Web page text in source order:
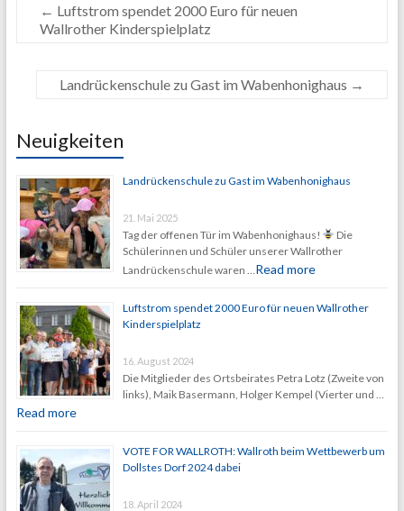
← Luftstrom spendet 2000 Euro für neuen
Wallrother Kinderspielplatz
Landrückenschule zu Gast im Wabenhonighaus →
Neuigkeiten
Landrückenschule zu Gast im Wabenhonighaus
21. Mai 2025
Tag der offenen Tür im Wabenhonighaus!
Die
Schülerinnen und Schüler unserer Wallrother
Landrückenschule waren … Read more
Luftstrom spendet 2000 Euro für neuen Wallrother
Kinderspielplatz
16. August 2024
Die Mitglieder des Ortsbeirates Petra Lotz (Zweite von
links), Maik Basermann, Holger Kempel (Vierter und …
Read more
VOTE FOR WALLROTH: Wallroth beim Wettbewerb um
Dollstes Dorf 2024 dabei
18. April 2024